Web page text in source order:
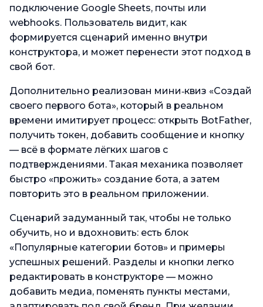
подключение Google Sheets, почты или
webhooks. Пользователь видит, как
формируется сценарий именно внутри
конструктора, и может перенести этот подход в
свой бот.
Дополнительно реализован мини‑квиз «Создай
своего первого бота», который в реальном
времени имитирует процесс: открыть BotFather,
получить токен, добавить сообщение и кнопку
— всё в формате лёгких шагов с
подтверждениями. Такая механика позволяет
быстро «прожить» создание бота, а затем
повторить это в реальном приложении.
Сценарий задуманный так, чтобы не только
обучить, но и вдохновить: есть блок
«Популярные категории ботов» и примеры
успешных решений. Разделы и кнопки легко
редактировать в конструкторе — можно
добавить медиа, поменять пункты местами,